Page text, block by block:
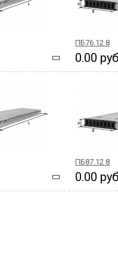
ПБ76.12 8
0.00
ПБ87.12 8
0.00